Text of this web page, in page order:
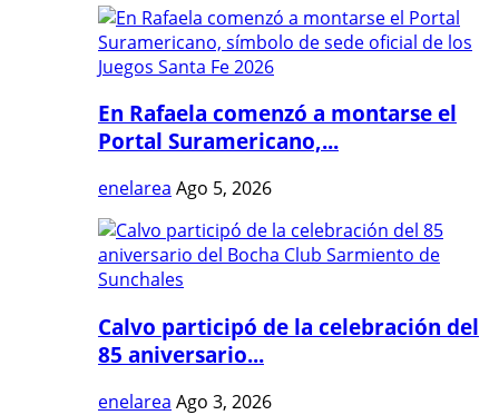
En Rafaela comenzó a montarse el
Portal Suramericano,...
enelarea Ago 5, 2026
Calvo participó de la celebración del
85 aniversario...
enelarea Ago 3, 2026